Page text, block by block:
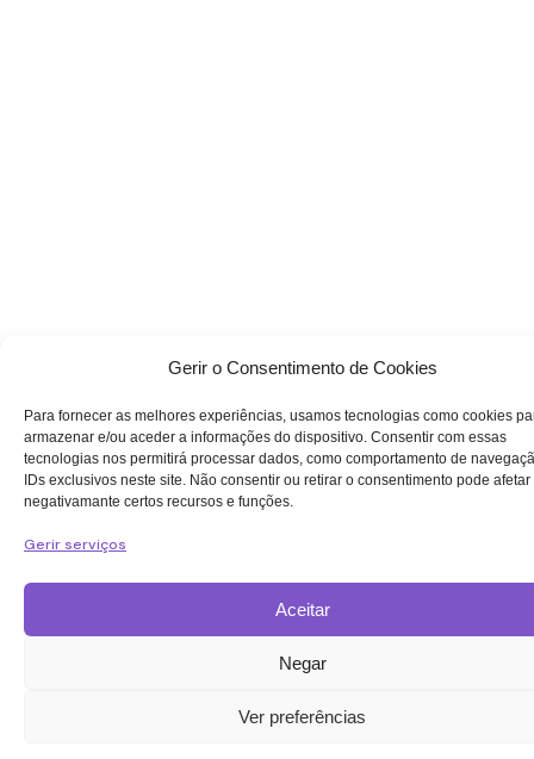
Gerir o Consentimento de Cookies
Para fornecer as melhores experiências, usamos tecnologias como cookies
armazenar e/ou aceder a informações do dispositivo. Consentir com essas
tecnologias nos permitirá processar dados, como comportamento de
IDs exclusivos neste site. Não consentir ou retirar o consentimento pode afetar
negativamante certos recursos e funções.
Gerir serviços
Aceitar
Negar
Ver preferências